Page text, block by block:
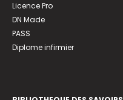
Licence Pro
DN Made
PASS
Diplome infirmier